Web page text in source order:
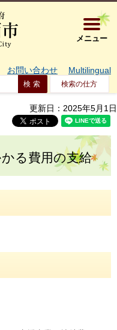
大阪府箕
メニュー
お問い合わせ Multilingual
検索の仕方
更新日：2025年5月1日
る費用の支給